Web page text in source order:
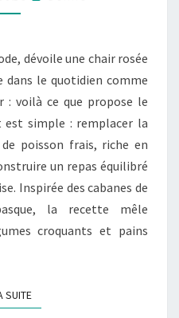
RECETTE
BURGER
MARIN
ORIGINALE
ET
SAINE
dévoile une chair rosée
dans le quotidien comme
: voilà ce que propose le
est simple : remplacer la
poisson frais, riche en
un repas équilibré
Inspirée des cabanes de
la recette mêle
croquants et pains
SUITELIRE LA SUITE